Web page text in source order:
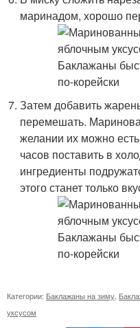
маринадом, хорошо
Затем добавить
перемешать.
желании их можно
часов поставить в
ингредиенты
этого станет только
Категории: Баклажаны на зиму
уксусом